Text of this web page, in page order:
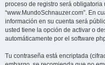
proceso de registro será
“www.MundoSchnauzer.com”. En
información en su cuenta será
usted tiene la opción de activar o
automáticamente por el software
Tu contraseña está encriptada